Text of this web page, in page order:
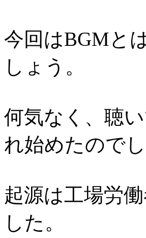
今回はBGMと
しょう。
何気なく、聴
れ始めたのでし
起源は工場労
した。